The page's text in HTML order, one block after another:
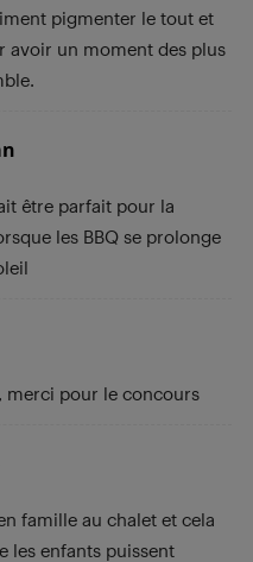
pigmenter le tout et
avoir un moment des plus
être parfait pour la
les BBQ se prolonge
merci pour le concours
famille au chalet et cela
les enfants puissent